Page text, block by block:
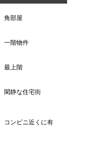
角部屋
一階物件
最上階
閑静な住宅街
コンビニ近くに有